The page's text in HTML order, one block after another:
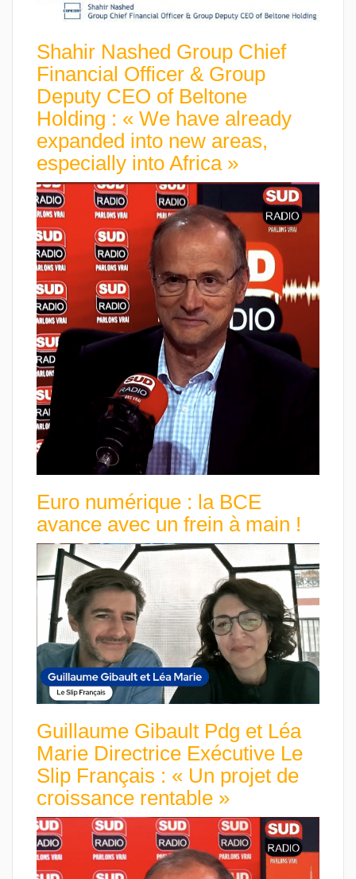
Shahir Nashed Group Chief
Financial Officer & Group
Deputy CEO of Beltone
Holding : « We have already
expanded into new areas,
especially into Africa »
Euro numérique : la BCE
avance avec un frein à main !
Guillaume Gibault Pdg et Léa
Marie Directrice Exécutive Le
Slip Français : « Un projet de
croissance rentable »